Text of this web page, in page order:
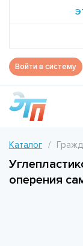
Войти в систему
Каталог
оперения